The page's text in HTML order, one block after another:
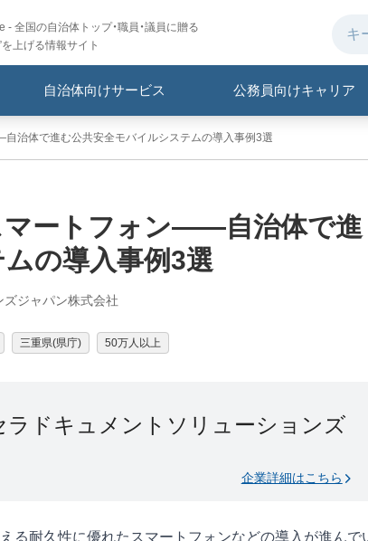
- 全国の自治体トップ・職員・議員に贈る
上げる情報サイト
自治体向けサービス 公務員向けキャリア
治体で進む公共安全モバイルシステムの導入事例3選
マートフォン――自治体で進
の導入事例3選
ジャパン株式会社
三重県(県庁) 50万人以上
ラドキュメントソリューションズ
企業詳細はこちら
る耐久性に優れたスマートフォンなどの導入が進んで